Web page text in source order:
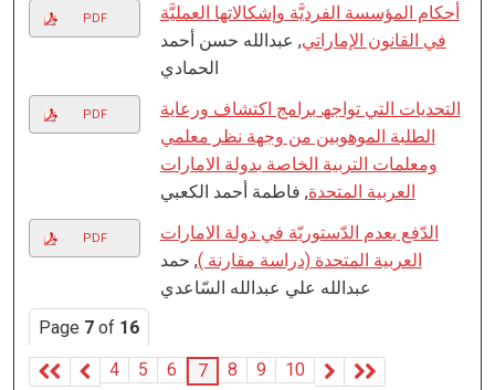
PDF
أحكام المؤسسة الفرديَّة وإشكالاتها العمليَّة
في القانون الإماراتي, عبدالله حسن أحمد
الحمادي
PDF
التحدیات التي تواجھ برامج اكتشاف ورعایة
الطلبة الموھوبین من وجھة نظر معلمي
ومعلمات التربیة الخاصة بدولة الامارات
العربیة المتحدة, فاطمة أحمد الكعبي
PDF
الدّفع بعدم الدّستوريّة في دولة الامارات
العربية المتحدة (دراسة مقارنة ), حمد
عبدالله علي عبدالله السّاعدي
Page 7 of 16
4
5 6 7 8 9 10